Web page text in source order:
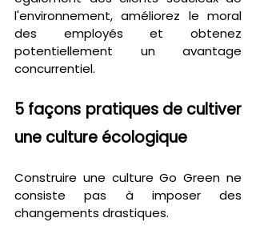
l'environnement, améliorez le moral
des employés et obtenez
potentiellement un avantage
concurrentiel.
5 façons pratiques de cultiver
une culture écologique
Construire une culture Go Green ne
consiste pas à imposer des
changements drastiques.